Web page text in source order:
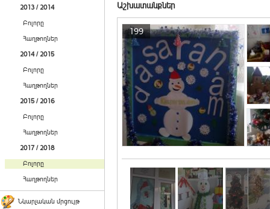
2013 / 2014
Բոլորը
Հաղթողներ
2014 / 2015
Բոլորը
Հաղթողներ
2015 / 2016
Բոլորը
Հաղթողներ
2017 / 2018
Բոլորը
Հաղթողներ
Նկարչական մրցույթ
Աշխատանքներ
199